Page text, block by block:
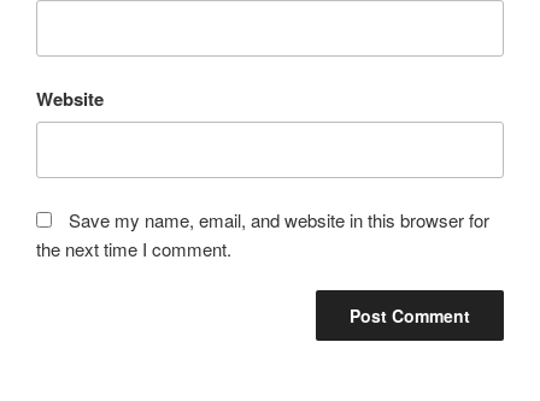
Website
Save my name, email, and website in this browser for
the next time I comment.